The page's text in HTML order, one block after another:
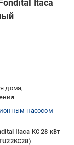
Itaca
дома
насосом
Itaca KC 28 кВт